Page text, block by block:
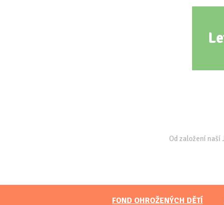
Od založení
FOND OHROŽENÝCH DĚTÍ